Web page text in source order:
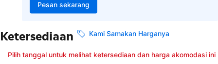
Pesan sekarang
Ketersediaan Kami Samakan Harganya
Pilih tanggal untuk melihat ketersediaan dan harga akomodasi ini